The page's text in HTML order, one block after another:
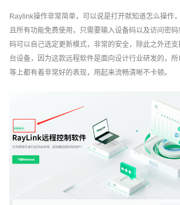
Raylink操作非常简单，可以说是打开就知道怎么操作
且所有功能免费使用，只需要输入设备码以及访问密
码可以自己选定更新模式，非常的安全，除此之外还
台设备，因为这款远程软件是面向设计行业研发的，
等上都有着非常好的表现，用起来流畅清晰不卡顿。